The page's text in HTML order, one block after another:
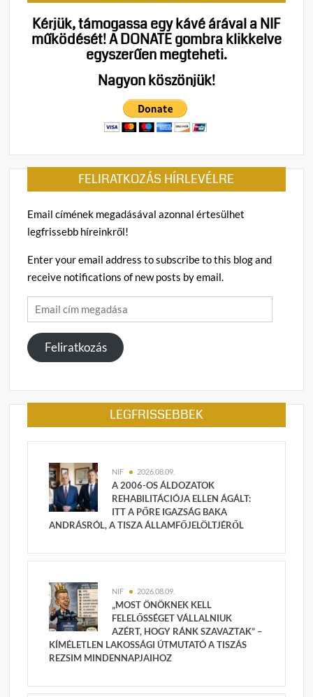
Kérjük, támogassa egy kávé árával a NIF
működését!A DONATE gombra klikkelve
egyszerűen megteheti.
Nagyon köszönjük!
FELIRATKOZÁS HÍRLEVÉLRE
Email címének megadásával azonnal értesülhet
legfrissebb híreinkről!
Enter your email address to subscribe to this blog and
receive notifications of new posts by email.
Email
cím
megadása
Feliratkozás
LEGFRISSEBBEK
NIF 2026.08.09.
A 2006-OS ÁLDOZATOK
REHABILITÁCIÓJA ELLEN ÁGÁLT:
ITT A PŐRE IGAZSÁG BAKA
ANDRÁSRÓL, A TISZA ÁLLAMFŐJELÖLTJÉRŐL
NIF 2026.08.09.
„MOST ÖNÖKNEK KELL
FELELŐSSÉGET VÁLLALNIUK
AZÉRT, HOGY RÁNK SZAVAZTAK” –
KÍMÉLETLEN LAKOSSÁGI ÚTMUTATÓ A TISZÁS
REZSIM MINDENNAPJAIHOZ